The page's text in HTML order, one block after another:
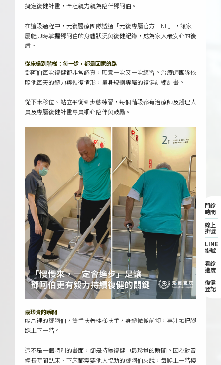
擬定復健計畫，全程親力親為陪伴鄧阿伯。
在這段過程中，元復醫療團隊透過「元復專屬官方 LINE」，讓家
屬能即時掌握鄧阿伯的身體狀況與復健紀錄，成為家人最安心的後
盾。
從床榻到階梯：每一步，都是回家的路
鄧阿伯每次復健都非常認真，願意一次又一次練習。治療師團隊依
照他每天的體力與恢復情形，量身規劃專屬的復健訓練計畫。
從下床移位、站立平衡到步態練習，每個階段都有治療師及護理人
員及專屬復健計畫專員細心陪伴與鼓勵。
最珍貴的瞬間
照片裡的鄧阿伯，雙手扶著樓梯扶手，身體微微前傾，專注地把腳
踩上下一階。
這不是一個特別的畫面，卻是持續復健中最珍貴的瞬間。因為對曾
經長時間臥床、下床都需要他人協助的鄧阿伯來說，每爬上一階樓
門診
時間
線上
掛號
LINE
掛號
看診
進度
復健
登記